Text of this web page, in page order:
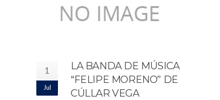
1
Jul
LA BANDA DE MÚSICA
“FELIPE MORENO” DE
CÚLLAR VEGA